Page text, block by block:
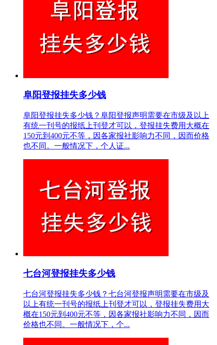
阜阳登报挂失多少钱
阜阳登报挂失多少钱？阜阳登报声明需要在市级及以上
有统一刊号的报纸上刊登才可以，登报挂失费用大概在
150元到400元不等，因各家报社影响力不同，因而价格
也不同。一般情况下，个人证...
七台河登报挂失多少钱
七台河登报挂失多少钱？七台河登报声明需要在市级及
以上有统一刊号的报纸上刊登才可以，登报挂失费用大
概在150元到400元不等，因各家报社影响力不同，因而
价格也不同。一般情况下，个...